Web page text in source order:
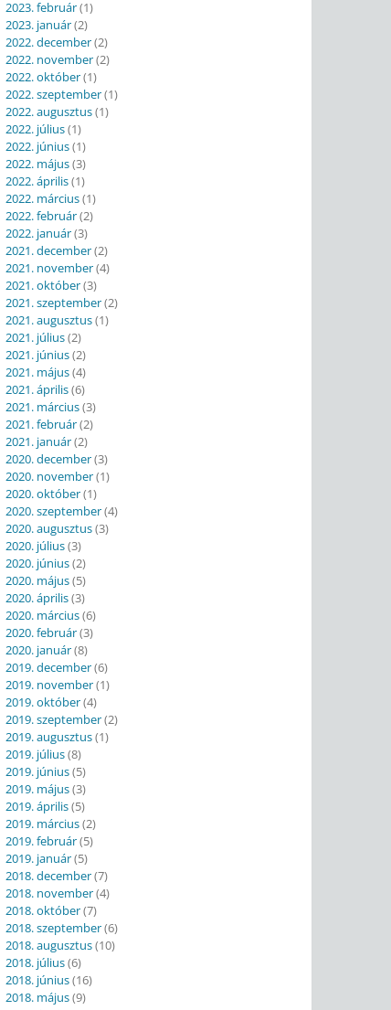
2023. február(1)
2023. január(2)
2022. december(2)
2022. november(2)
2022. október(1)
2022. szeptember(1)
2022. augusztus(1)
2022. július(1)
2022. június(1)
2022. május(3)
2022. április(1)
2022. március(1)
2022. február(2)
2022. január(3)
2021. december(2)
2021. november(4)
2021. október(3)
2021. szeptember(2)
2021. augusztus(1)
2021. július(2)
2021. június(2)
2021. május(4)
2021. április(6)
2021. március(3)
2021. február(2)
2021. január(2)
2020. december(3)
2020. november(1)
2020. október(1)
2020. szeptember(4)
2020. augusztus(3)
2020. július(3)
2020. június(2)
2020. május(5)
2020. április(3)
2020. március(6)
2020. február(3)
2020. január(8)
2019. december(6)
2019. november(1)
2019. október(4)
2019. szeptember(2)
2019. augusztus(1)
2019. július(8)
2019. június(5)
2019. május(3)
2019. április(5)
2019. március(2)
2019. február(5)
2019. január(5)
2018. december(7)
2018. november(4)
2018. október(7)
2018. szeptember(6)
2018. augusztus(10)
2018. július(6)
2018. június(16)
2018. május(9)